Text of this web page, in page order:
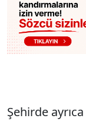
Şehirde ayrıca